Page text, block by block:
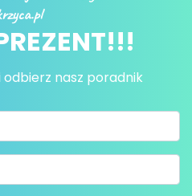
nasz poradnik